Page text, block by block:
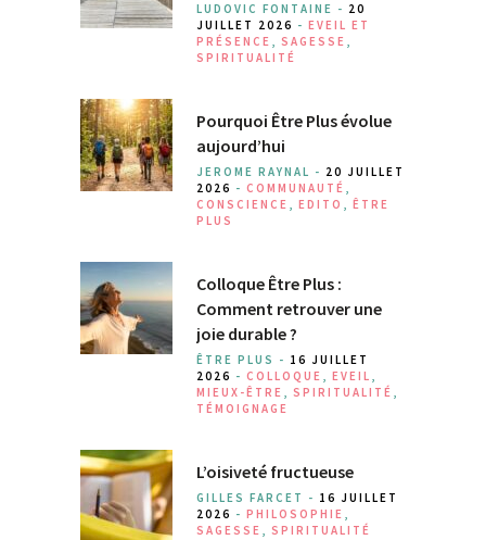
LUDOVIC FONTAINE - 20
JUILLET 2026 - EVEIL ET
PRÉSENCE , SAGESSE ,
SPIRITUALITÉ
Pourquoi Être Plus évolue
aujourd’hui
JEROME RAYNAL - 20 JUILLET
2026 - COMMUNAUTÉ ,
CONSCIENCE , EDITO , ÊTRE
PLUS
Colloque Être Plus :
Comment retrouver une
joie durable ?
ÊTRE PLUS - 16 JUILLET
2026 - COLLOQUE , EVEIL ,
MIEUX-ÊTRE , SPIRITUALITÉ ,
TÉMOIGNAGE
L’oisiveté fructueuse
GILLES FARCET - 16 JUILLET
2026 - PHILOSOPHIE ,
SAGESSE , SPIRITUALITÉ